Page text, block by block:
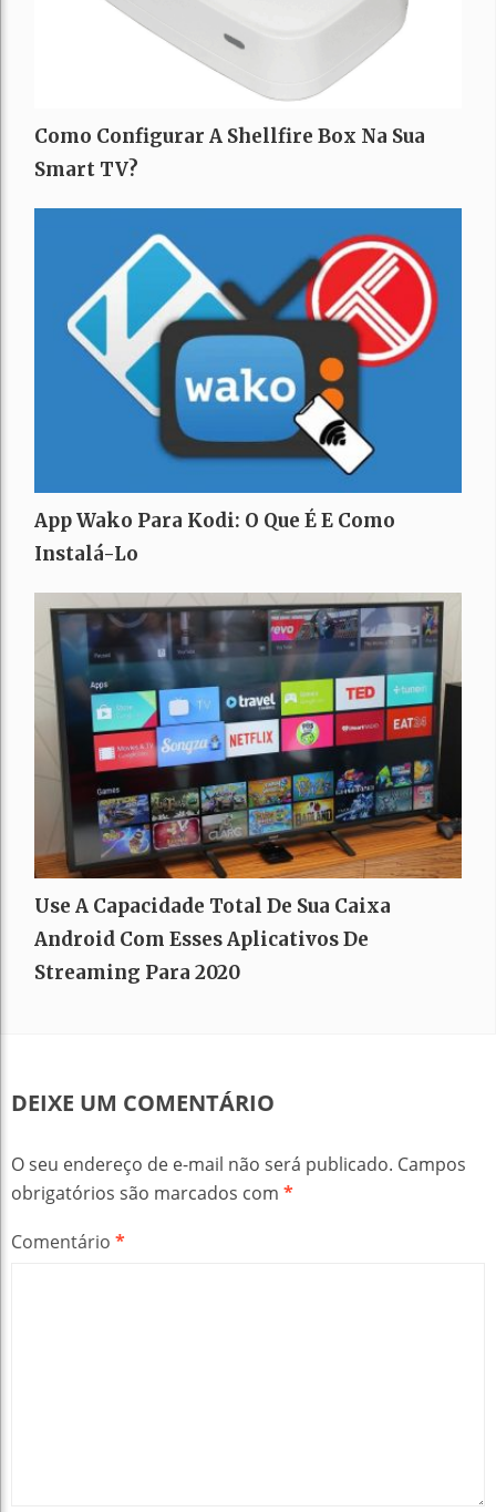
Como Configurar A Shellfire Box Na Sua
Smart TV?
App Wako Para Kodi: O Que É E Como
Instalá-Lo
Use A Capacidade Total De Sua Caixa
Android Com Esses Aplicativos De
Streaming Para 2020
DEIXE UM COMENTÁRIO
O seu endereço de e-mail não será publicado. Campos
obrigatórios são marcados com *
Comentário *